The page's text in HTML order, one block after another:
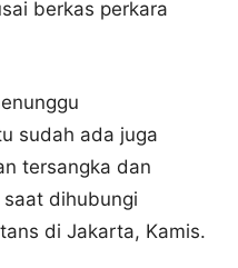
berkas perkara
sudah ada juga
tersangka dan
saat dihubungi
di Jakarta, Kamis.